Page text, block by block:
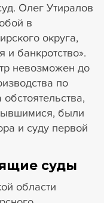
Олег Утиралов
в
округа,
и банкротство».
невозможен до
по
были
и суду первой
суды
области